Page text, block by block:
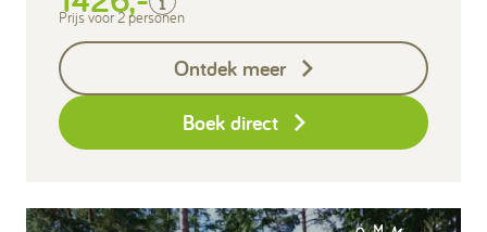
Keukendoekenpakket
Eindschoonmaak
Prijs voor 2 personen
Ontdek meer
Boek direct